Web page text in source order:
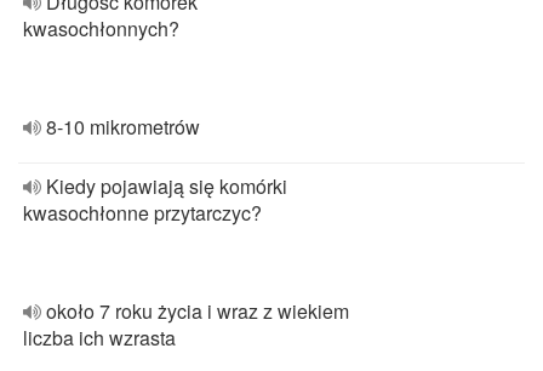
kwasochłonnych?
8-10 mikrometrów
Kiedy pojawiają się komórki
kwasochłonne przytarczyc?
około 7 roku życia i wraz z wiekiem
liczba ich wzrasta